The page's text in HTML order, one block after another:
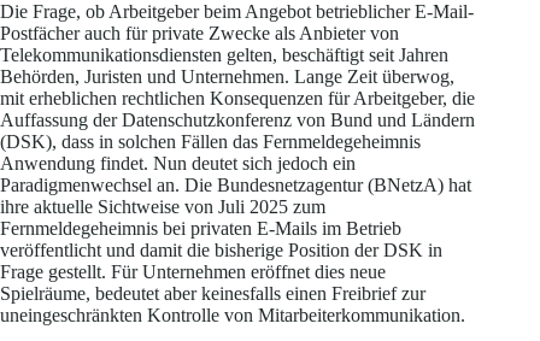
Die Frage, ob Arbeitgeber beim Angebot betrieblicher E-Mail-
Postfächer auch für private Zwecke als Anbieter von
Telekommunikationsdiensten gelten, beschäftigt seit Jahren
Behörden, Juristen und Unternehmen. Lange Zeit überwog,
mit erheblichen rechtlichen Konsequenzen für Arbeitgeber, die
Auffassung der Datenschutzkonferenz von Bund und Ländern
(DSK), dass in solchen Fällen das Fernmeldegeheimnis
Anwendung findet. Nun deutet sich jedoch ein
Paradigmenwechsel an. Die Bundesnetzagentur (BNetzA) hat
ihre aktuelle Sichtweise von Juli 2025 zum
Fernmeldegeheimnis bei privaten E-Mails im Betrieb
veröffentlicht und damit die bisherige Position der DSK in
Frage gestellt. Für Unternehmen eröffnet dies neue
Spielräume, bedeutet aber keinesfalls einen Freibrief zur
uneingeschränkten Kontrolle von Mitarbeiterkommunikation.